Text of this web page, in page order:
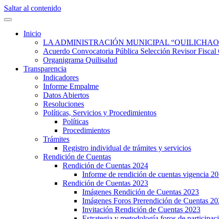
Saltar al contenido
Quilisalud
Inicio
LA ADMINISTRACIÓN MUNICIPAL
Acuerdo Convocatoria Pública Selección Revisor
Organigrama Quilisalud
Transparencia
Indicadores
Informe Empalme
Datos Abiertos
Resoluciones
Políticas, Servicios y Procedimientos
Políticas
Procedimientos
Trámites
Registro individual de trámites y servicios
Rendición de Cuentas
Rendición de Cuentas 2024
Informe de rendición de cuentas vigencia
Rendición de Cuentas 2023
Imágenes Rendición de Cuentas 2023
Imágenes Foros Prerendición de Cuentas
Invitación Rendición de Cuentas 2023